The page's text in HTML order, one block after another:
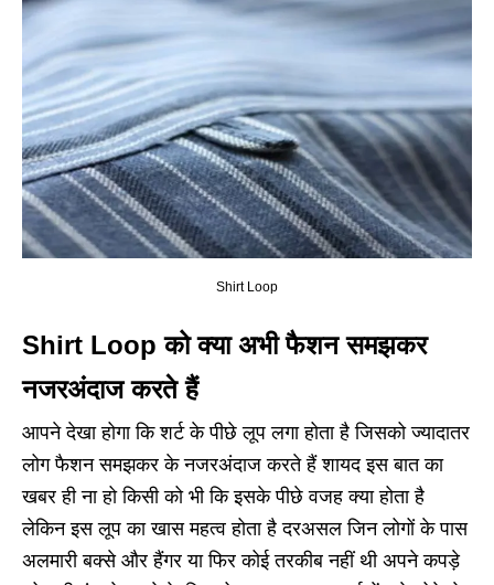
Shirt Loop
Shirt Loop को क्या अभी फैशन समझकर
नजरअंदाज करते हैं
आपने देखा होगा कि शर्ट के पीछे लूप लगा होता है जिसको ज्यादातर
लोग फैशन समझकर के नजरअंदाज करते हैं शायद इस बात का
खबर ही ना हो किसी को भी कि इसके पीछे वजह क्या होता है
लेकिन इस लूप का खास महत्व होता है दरअसल जिन लोगों के पास
अलमारी बक्से और हैंगर या फिर कोई तरकीब नहीं थी अपने कपड़े